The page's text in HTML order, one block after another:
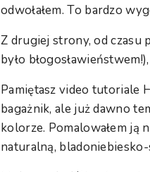
odwołałem. To bardzo
Z drugiej strony, od czasu
było
Pamiętasz video tutoriale
bagażnik, ale już dawno
kolorze. Pomalowałem ją
naturalną,